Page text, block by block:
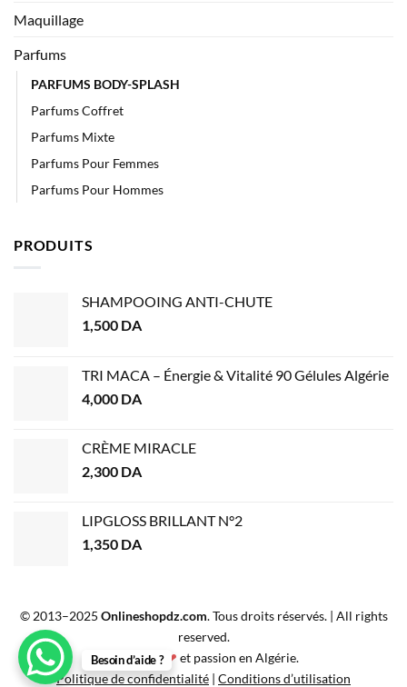
Maquillage
Parfums
PARFUMS BODY-SPLASH
Parfums Coffret
Parfums Mixte
Parfums Pour Femmes
Parfums Pour Hommes
PRODUITS
SHAMPOOING ANTI-CHUTE
1,500 DA
TRI MACA – Énergie & Vitalité 90 Gélules Algérie
4,000 DA
CRÈME MIRACLE
2,300 DA
LIPGLOSS BRILLANT N°2
1,350 DA
© 2013–2025 Onlineshopdz.com. Tous droits réservés. | All rights
reserved.
Créé avec ❤ et passion en Algérie.
Politique de confidentialité | Conditions d’utilisation
Besoin d’aide ?